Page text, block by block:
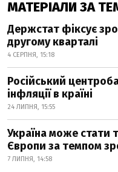
МАТЕРІАЛИ ЗА
Держстат фіксує
другому кварталі
4 СЕРПНЯ, 15:18
Російський
інфляції в країні
24 ЛИПНЯ, 15:55
Україна може стати
Європи за темпом
7 ЛИПНЯ, 14:58